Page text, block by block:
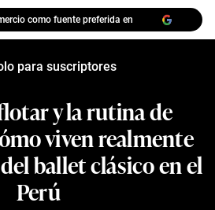
como fuente preferida en
para suscriptores
y la rutina de
viven realmente
ballet clásico en el
Perú